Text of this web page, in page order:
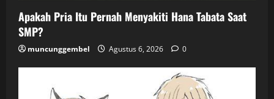
Apakah Pria Itu Pernah Menyakiti Hana Tabata Saat
SMP?
muncunggembel Agustus 6, 2026 0